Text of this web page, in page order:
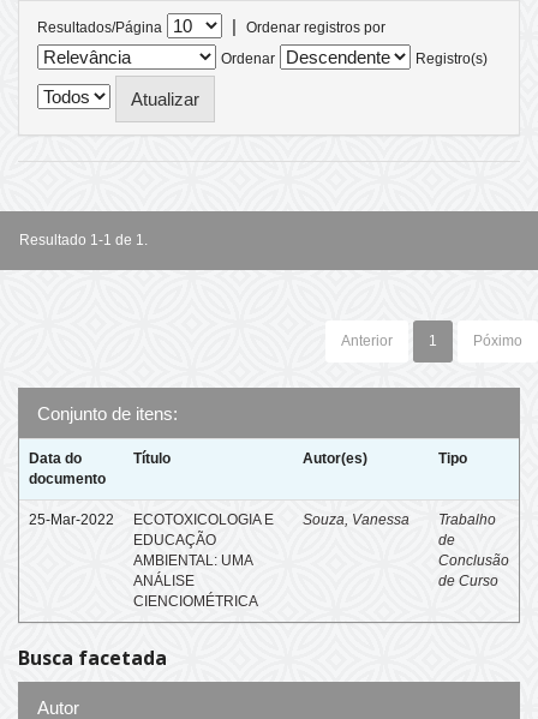
Resultados/Página |
Ordenar registros por
Ordenar
Registro(s)
Resultado 1-1 de 1.
Anterior 1 Póximo
Conjunto de itens:
Data do
documento
Título Autor(es) Tipo
25-Mar-2022
ECOTOXICOLOGIA E
EDUCAÇÃO
AMBIENTAL: UMA
ANÁLISE
CIENCIOMÉTRICA
Souza, Vanessa
Trabalho
de
Conclusão
de Curso
Busca facetada
Autor